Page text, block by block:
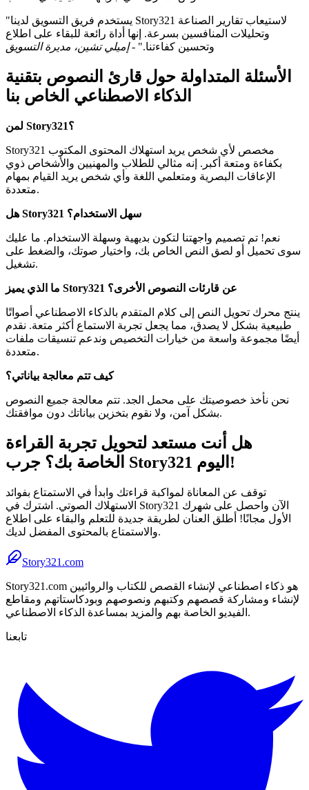
"يستخدم فريق التسويق لدينا Story321 لاستيعاب تقارير الصناعة
وتحليلات المنافسين بسرعة. إنها أداة رائعة للبقاء على اطلاع
وتحسين كفاءتنا." -إميلي تشين، مديرة التسويق
الأسئلة المتداولة حول قارئ النصوص بتقنية
الذكاء الاصطناعي الخاص بنا
لمن Story321؟
Story321 مخصص لأي شخص يريد استهلاك المحتوى المكتوب
بكفاءة ومتعة أكبر. إنه مثالي للطلاب والمهنيين والأشخاص ذوي
الإعاقات البصرية ومتعلمي اللغة وأي شخص يريد القيام بمهام
متعددة.
هل Story321 سهل الاستخدام؟
نعم! تم تصميم واجهتنا لتكون بديهية وسهلة الاستخدام. ما عليك
سوى تحميل أو لصق النص الخاص بك، واختيار صوتك، والضغط على
تشغيل.
ما الذي يميز Story321 عن قارئات النصوص الأخرى؟
ينتج محرك تحويل النص إلى كلام المتقدم بالذكاء الاصطناعي أصواتًا
طبيعية بشكل لا يصدق، مما يجعل تجربة الاستماع أكثر متعة. نقدم
أيضًا مجموعة واسعة من خيارات التخصيص وندعم تنسيقات ملفات
متعددة.
كيف تتم معالجة بياناتي؟
نحن نأخذ خصوصيتك على محمل الجد. تتم معالجة جميع النصوص
بشكل آمن، ولا نقوم بتخزين بياناتك دون موافقتك.
هل أنت مستعد لتحويل تجربة القراءة
الخاصة بك؟ جرب Story321 اليوم!
توقف عن المعاناة لمواكبة قراءتك وابدأ في الاستمتاع بفوائد
الاستهلاك الصوتي. اشترك في Story321 الآن واحصل على شهرك
الأول مجانًا! أطلق العنان لطريقة جديدة للتعلم والبقاء على اطلاع
والاستمتاع بالمحتوى المفضل لديك.
Story321.com
Story321.com هو ذكاء اصطناعي لإنشاء القصص للكتاب والروائيين
لإنشاء ومشاركة قصصهم وكتبهم ونصوصهم وبودكاستاتهم ومقاطع
الفيديو الخاصة بهم والمزيد بمساعدة الذكاء الاصطناعي.
تابعنا